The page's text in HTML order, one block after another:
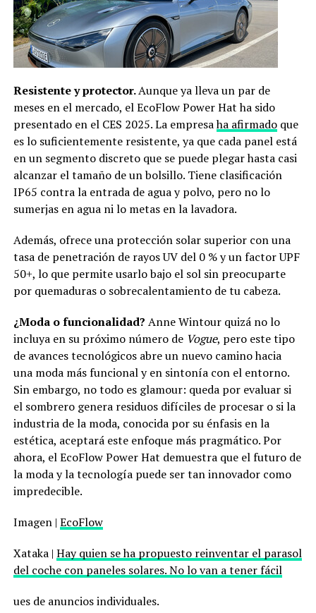
Resistente y protector.Aunque ya lleva un par de
meses en el mercado, el EcoFlow Power Hat ha sido
presentado en el CES 2025. La empresaha afirmadoque
es lo suficientemente resistente, ya que cada panel está
en un segmento discreto que se puede plegar hasta casi
alcanzar el tamaño de un bolsillo. Tiene clasificación
IP65 contra la entrada de agua y polvo, pero no lo
sumerjas en agua ni lo metas en la lavadora.
Además, ofrece una protección solar superior con una
tasa de penetración de rayos UV del 0 % y un factor UPF
50+, lo que permite usarlo bajo el sol sin preocuparte
por quemaduras o sobrecalentamiento de tu cabeza.
¿Moda o funcionalidad? Anne Wintour quizá no lo
incluya en su próximo número de Vogue, pero este tipo
de avances tecnológicos abre un nuevo camino hacia
una moda más funcional y en sintonía con el entorno.
Sin embargo, no todo es glamour: queda por evaluar si
el sombrero genera residuos difíciles de procesar o si la
industria de la moda, conocida por su énfasis en la
estética, aceptará este enfoque más pragmático. Por
ahora, el EcoFlow Power Hat demuestra que el futuro de
la moda y la tecnología puede ser tan innovador como
impredecible.
Imagen | EcoFlow
Xataka | Hay quien se ha propuesto reinventar el parasol
del coche con paneles solares. No lo van a tener fácil
ues de anuncios individuales.